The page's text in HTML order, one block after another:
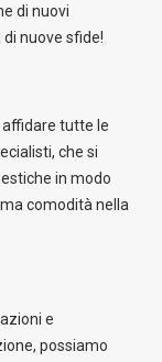
di nuovi
nuove sfide!
affidare tutte le
che si
in modo
comodità nella
e
possiamo